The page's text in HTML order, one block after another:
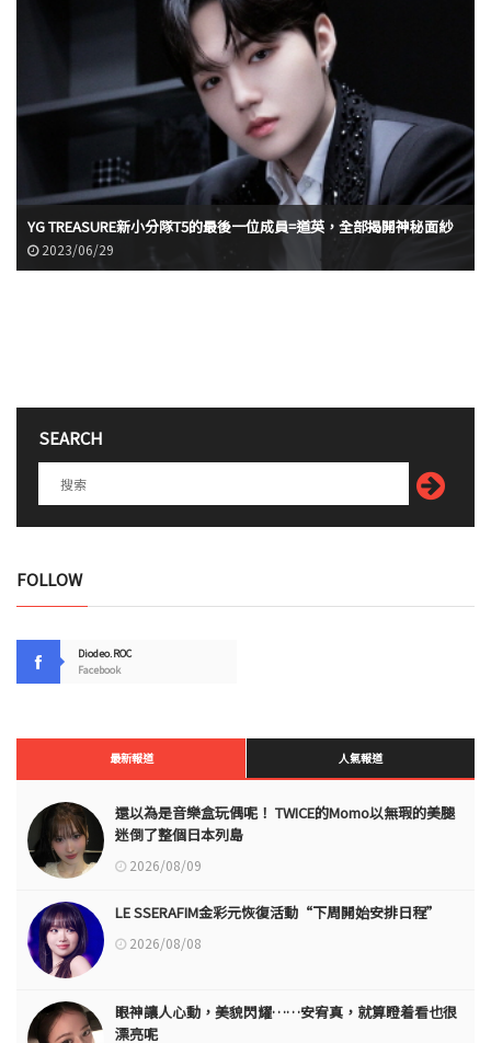
YG TREASURE新小分隊T5的最後一位成員=道英，全部揭開神秘面紗
2023/06/29
SEARCH
FOLLOW
Diodeo.ROC
Facebook
最新報道 人氣報道
還以為是音樂盒玩偶呢！ TWICE的Momo以無瑕的美腿
迷倒了整個日本列島
2026/08/09
LE SSERAFIM金彩元恢復活動“下周開始安排日程”
2026/08/08
眼神讓人心動，美貌閃耀……安宥真，就算瞪着看也很
漂亮呢